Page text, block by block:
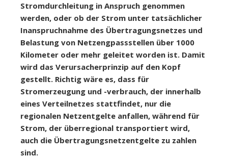
Stromdurchleitung in Anspruch genommen
werden, oder ob der Strom unter tatsächlicher
Inanspruchnahme des Übertragungsnetzes und
Belastung von Netzengpassstellen über 1000
Kilometer oder mehr geleitet worden ist. Damit
wird das Verursacherprinzip auf den Kopf
gestellt. Richtig wäre es, dass für
Stromerzeugung und -verbrauch, der innerhalb
eines Verteilnetzes stattfindet, nur die
regionalen Netzentgelte anfallen, während für
Strom, der überregional transportiert wird,
auch die Übertragungsnetzentgelte zu zahlen
sind.